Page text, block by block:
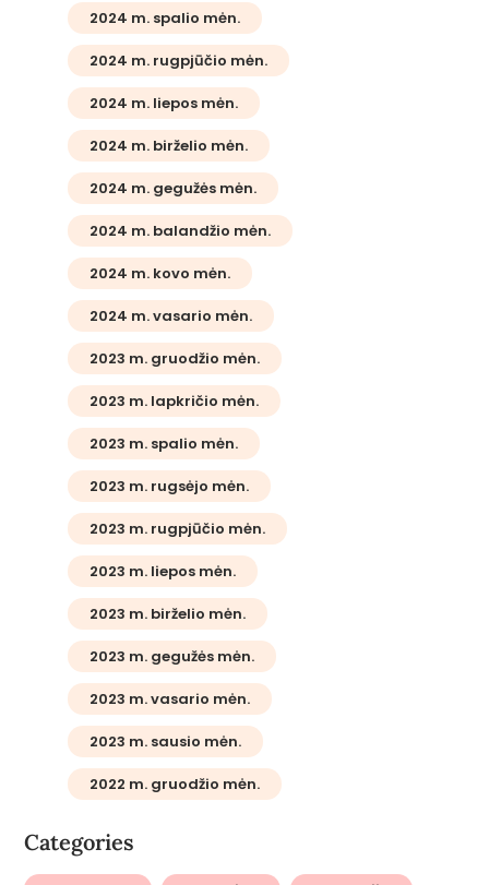
2024 m. spalio mėn.
2024 m. rugpjūčio mėn.
2024 m. liepos mėn.
2024 m. birželio mėn.
2024 m. gegužės mėn.
2024 m. balandžio mėn.
2024 m. kovo mėn.
2024 m. vasario mėn.
2023 m. gruodžio mėn.
2023 m. lapkričio mėn.
2023 m. spalio mėn.
2023 m. rugsėjo mėn.
2023 m. rugpjūčio mėn.
2023 m. liepos mėn.
2023 m. birželio mėn.
2023 m. gegužės mėn.
2023 m. vasario mėn.
2023 m. sausio mėn.
2022 m. gruodžio mėn.
Categories